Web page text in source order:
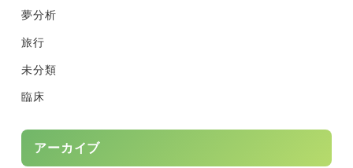
夢分析
旅行
未分類
臨床
アーカイブ